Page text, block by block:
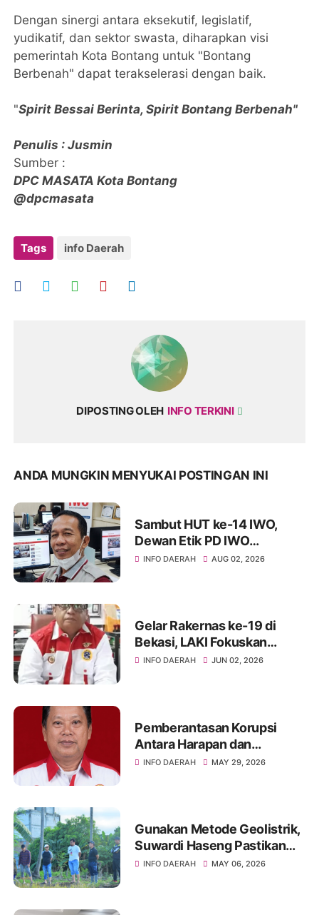
Dengan sinergi antara eksekutif, legislatif,
yudikatif, dan sektor swasta, diharapkan visi
pemerintah Kota Bontang untuk "Bontang
Berbenah" dapat terakselerasi dengan baik.
​"Spirit Bessai Berinta, Spirit Bontang Berbenah"
Penulis : Jusmin
Sumber :
DPC MASATA Kota Bontang
@dpcmasata
Tags info Daerah
DIPOSTING OLEH INFO TERKINI
ANDA MUNGKIN MENYUKAI POSTINGAN INI
Sambut HUT ke-14 IWO,
Dewan Etik PD IWO
Soppeng Tekankan
INFO DAERAH AUG 02, 2026
Gelar Rakernas ke-19 di
Bekasi, LAKI Fokuskan
Sinergitas Pengawasan
INFO DAERAH JUN 02, 2026
Pemberantasan Korupsi
Antara Harapan dan
Kenyataan
INFO DAERAH MAY 29, 2026
Gunakan Metode Geolistrik,
Suwardi Haseng Pastikan
Akurasi Titik Air untuk
INFO DAERAH MAY 06, 2026